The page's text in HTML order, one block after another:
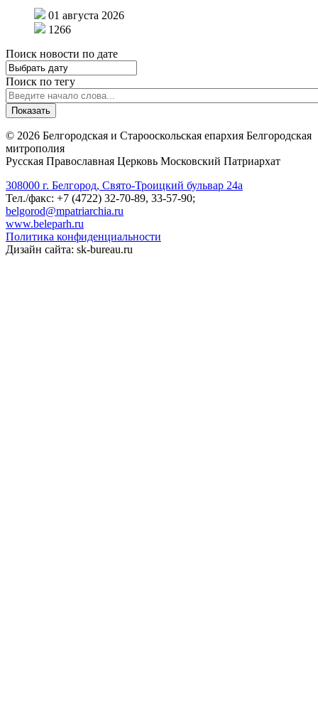
01 августа 2026
1266
Поиск новости по дате
Поиск по тегу
© 2026 Белгородская и Старооскольская епархия Белгородская
митрополия
Русская Православная Церковь Московский Патриархат
308000 г. Белгород, Свято-Троицкий бульвар 24а
Тел./факс: +7 (4722) 32-70-89, 33-57-90;
belgorod@mpatriarchia.ru
www.beleparh.ru
Политика конфиденциальности
Дизайн сайта: sk-bureau.ru